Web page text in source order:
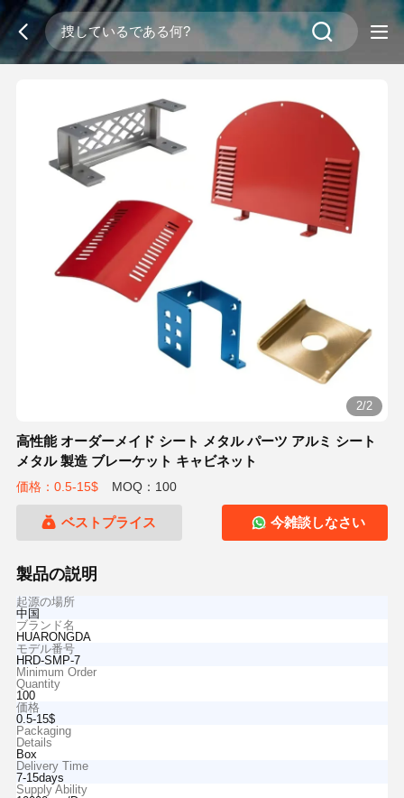
2/2
高性能 オーダーメイド シート メタル パーツ アルミ シート
メタル 製造 ブレーケット キャビネット
価格：0.5-15$ MOQ：100
ベストプライス 今雑談しなさい
製品の説明
起源の場所
中国
ブランド名
HUARONGDA
モデル番号
HRD-SMP-7
Minimum Order
Quantity
100
価格
0.5-15$
Packaging
Details
Box
Delivery Time
7-15days
Supply Ability